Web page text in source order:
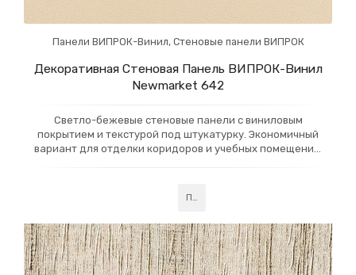
Панели ВИПРОК-Винил, Стеновые панели ВИПРОК
Декоративная Стеновая Панель ВИПРОК-Винил
Newmarket 642
Светло-бежевые стеновые панели с виниловым
покрытием и текстурой под штукатурку. Экономичный
вариант для отделки коридоров и учебных помещений,